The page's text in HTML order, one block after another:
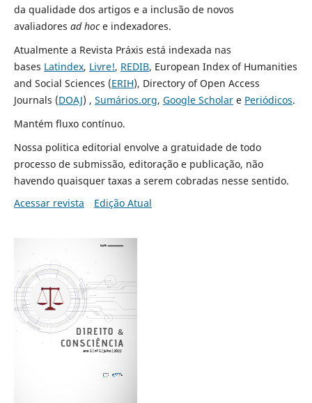
da qualidade dos artigos e a inclusão de novos
avaliadores ad hoce indexadores.
Atualmente a Revista Práxis está indexada nas
bases Latindex, Livre!, REDIB, European Index of Humanities
and Social Sciences (ERIH), Directory of Open Access
Journals (DOAJ) , Sumários.org, Google Scholare Periódicos.
Mantém fluxo contínuo.
Nossa politica editorial envolve a gratuidade de todo
processo de submissão, editoração e publicação, não
havendo quaisquer taxas a serem cobradas nesse sentido.
Acessar revista
Edição Atual